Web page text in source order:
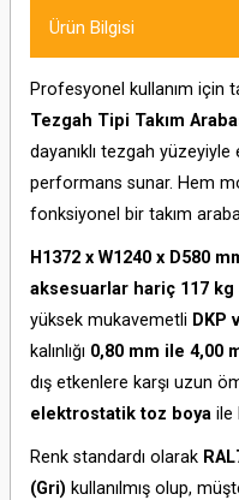
Ürün Bilgisi
Profesyonel kullanım için
Tezgah Tipi Takım
dayanıklı tezgah
performans sunar. Hem
fonksiyonel bir takım
H1372 x W1240 x D580
aksesuarlar hariç 117 kg
yüksek mukavemetli DKP
kalınlığı 0,80 mm ile 4,00
dış etkenlere karşı uzun
elektrostatik toz boya ile
Renk standardı olarak
(Gri) kullanılmış olup,